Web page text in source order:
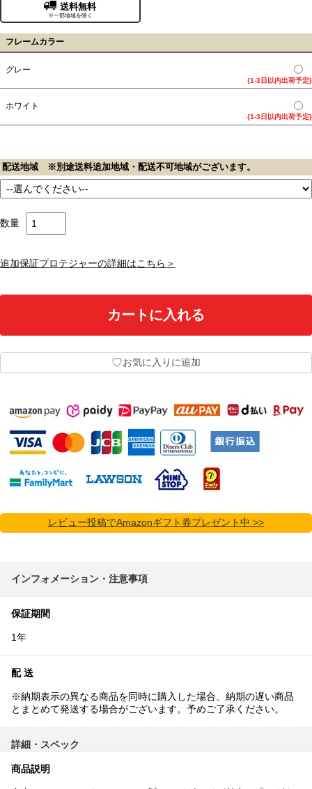
送料無料
※一部地域を除く
フレームカラー
グレー
{1-3日以内出荷予定}
ホワイト
{1-3日以内出荷予定}
配送地域 ※別途送料追加地域・配送不可地域がございます。
数量
追加保証プロテジャーの詳細はこちら＞
♡お気に入りに追加
レビュー投稿でAmazonギフト券プレゼント中 >>
インフォメーション・注意事項
保証期間
1年
配 送
※納期表示の異なる商品を同時に購入した場合、納期の遅い商品
とまとめて発送する場合がございます。予めご了承ください。
詳細・スペック
商品説明